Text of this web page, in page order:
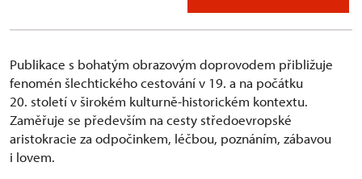
Publikace s bohatým obrazovým doprovodem přibližuje
fenomén šlechtického cestování v 19. a na počátku
20. století v širokém kulturně-historickém kontextu.
Zaměřuje se především na cesty středoevropské
aristokracie za odpočinkem, léčbou, poznáním, zábavou
i lovem.